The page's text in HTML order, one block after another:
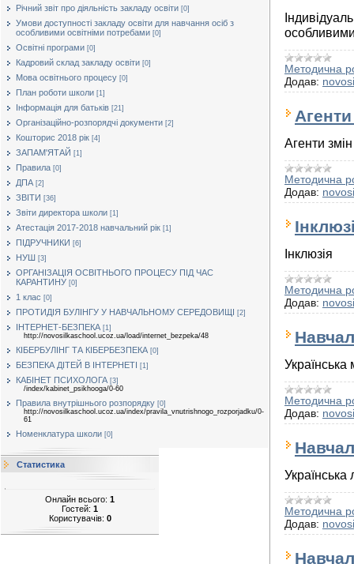
Річний звіт про діяльність закладу освіти [0]
Умови доступності закладу освіти для навчання осіб з
особливими освітніми потребами [0]
Освітні програми [0]
Кадровий склад закладу освіти [0]
Мова освітнього процесу [0]
План роботи школи [1]
Інформація для батьків [21]
Організаційно-розпорядчі документи [2]
Кошторис 2018 рік [4]
ЗАПАМ'ЯТАЙ [1]
Правила [0]
ДПА [2]
ЗВІТИ [36]
Звіти директора школи [1]
Атестація 2017-2018 навчальний рік [1]
ПІДРУЧНИКИ [6]
НУШ [3]
ОРГАНІЗАЦІЯ ОСВІТНЬОГО ПРОЦЕСУ ПІД ЧАС
КАРАНТИНУ [0]
1 клас [0]
ПРОТИДІЯ БУЛІНГУ У НАВЧАЛЬНОМУ СЕРЕДОВИЩІ [2]
ІНТЕРНЕТ-БЕЗПЕКА [1]
http://novosilkaschool.ucoz.ua/load/internet_bezpeka/48
КІБЕРБУЛІНГ ТА КІБЕРБЕЗПЕКА [0]
БЕЗПЕКА ДІТЕЙ В ІНТЕРНЕТІ [1]
КАБІНЕТ ПСИХОЛОГА [3]
/index/kabinet_psikhooga/0-60
Правила внутрішнього розпорядку [0]
http://novosilkaschool.ucoz.ua/index/pravila_vnutrishnogo_rozporjadku/0-
61
Номенклатура школи [0]
Статистика
Онлайн всього: 1
Гостей: 1
Користувачів: 0
Методична
Додав:
Агенти змін
Методична
Додав:
Інклюзія
Методична
Додав:
Методична
Додав:
Українська
Методична
Додав: